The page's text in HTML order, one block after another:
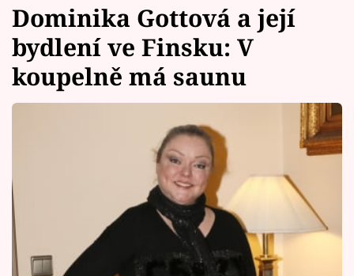
Témata
Celebrity
Sledujte prima+
Dominika Gottová a její
bydlení ve Finsku: V
koupelně má saunu